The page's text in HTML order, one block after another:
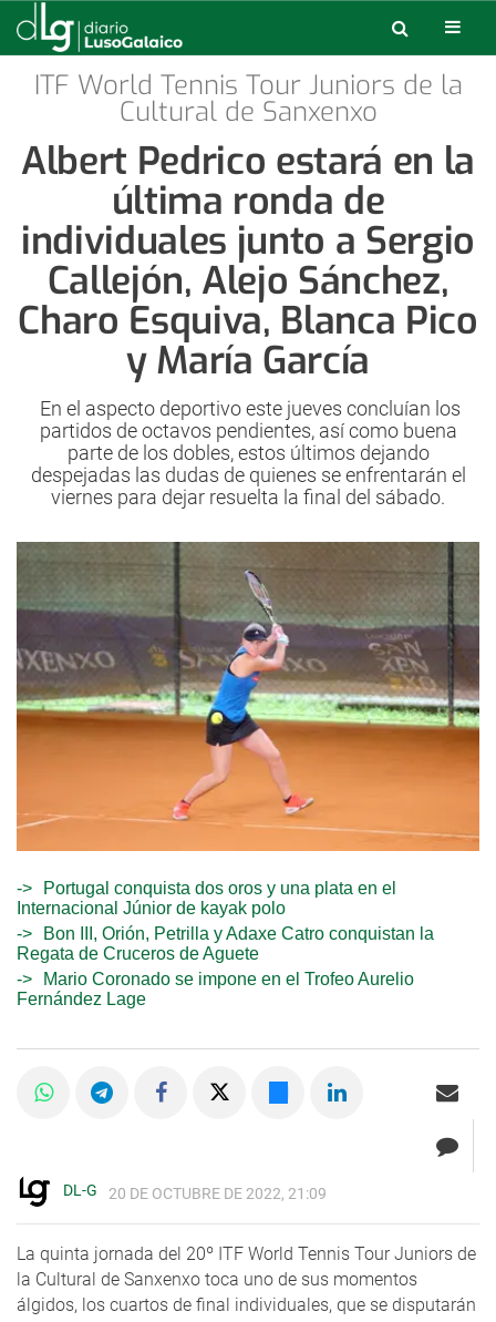
ITF World Tennis Tour Juniors de la
Cultural de Sanxenxo
Albert Pedrico estará en la
última ronda de
individuales junto a Sergio
Callejón, Alejo Sánchez,
Charo Esquiva, Blanca Pico
y María García
En el aspecto deportivo este jueves concluían los
partidos de octavos pendientes, así como buena
parte de los dobles, estos últimos dejando
despejadas las dudas de quienes se enfrentarán el
viernes para dejar resuelta la final del sábado.
Portugal conquista dos oros y una plata en el
Internacional Júnior de kayak polo
Bon III, Orión, Petrilla y Adaxe Catro conquistan la
Regata de Cruceros de Aguete
Mario Coronado se impone en el Trofeo Aurelio
Fernández Lage
DL-G 20 DE OCTUBRE DE 2022, 21:09
La quinta jornada del 20º ITF World Tennis Tour Juniors de
la Cultural de Sanxenxo toca uno de sus momentos
álgidos, los cuartos de final individuales, que se disputarán